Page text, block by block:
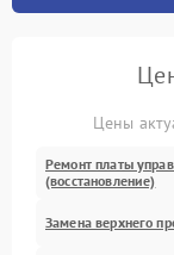
Цены
Ремонт платы
(восстановление)
Замена верхнего